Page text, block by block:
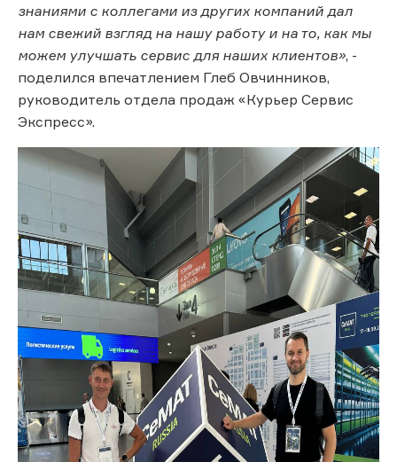
знаниями с коллегами из других компаний дал
нам свежий взгляд на нашу работу и на то, как мы
можем улучшать сервис для наших клиентов», -
поделился впечатлением Глеб Овчинников,
руководитель отдела продаж «Курьер Сервис
Экспресс».